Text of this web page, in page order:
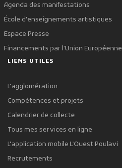
Agenda des manifestations
École d'enseignements artistiques
Espace Presse
Financements par l'Union Européenne
LIENS UTILES
L'agglomération
Compétences et projets
Calendrier de collecte
Tous mes services en ligne
L'application mobile L'Ouest Poulavi
Recrutements